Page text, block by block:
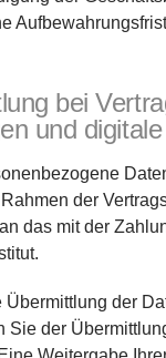
bei
und
der
das mit der
der
Sie der